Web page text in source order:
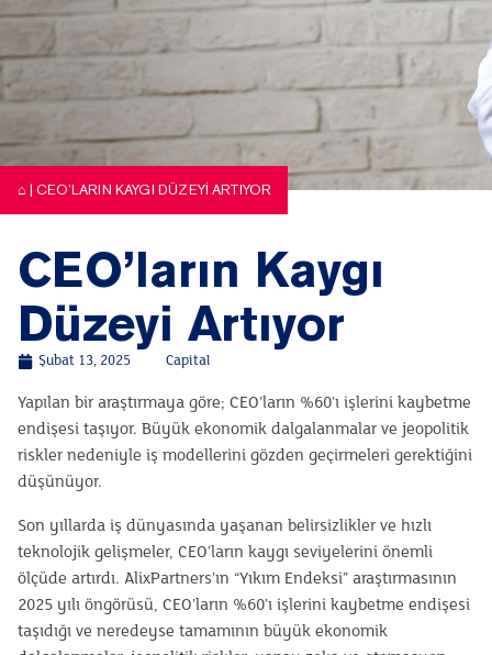
⌂ | CEO’LARIN KAYGI DÜZEYI ARTIYOR
CEO’ların Kaygı
Düzeyi Artıyor
Şubat 13, 2025 Capital
Yapılan bir araştırmaya göre; CEO’ların %60’ı işlerini kaybetme
endişesi taşıyor. Büyük ekonomik dalgalanmalar ve jeopolitik
riskler nedeniyle iş modellerini gözden geçirmeleri gerektiğini
düşünüyor.
Son yıllarda iş dünyasında yaşanan belirsizlikler ve hızlı
teknolojik gelişmeler, CEO’ların kaygı seviyelerini önemli
ölçüde artırdı. AlixPartners’ın “Yıkım Endeksi” araştırmasının
2025 yılı öngörüsü, CEO’ların %60’ı işlerini kaybetme endişesi
taşıdığı ve neredeyse tamamının büyük ekonomik